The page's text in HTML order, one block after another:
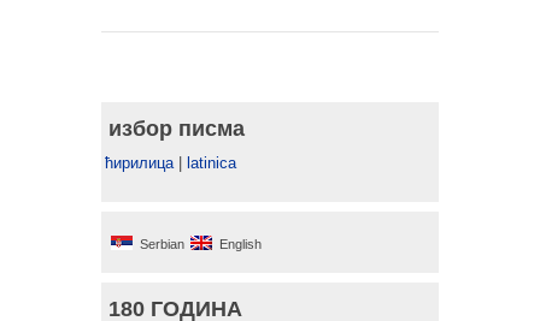
избор писма
ћирилица latinica
Serbian English
180 ГОДИНА